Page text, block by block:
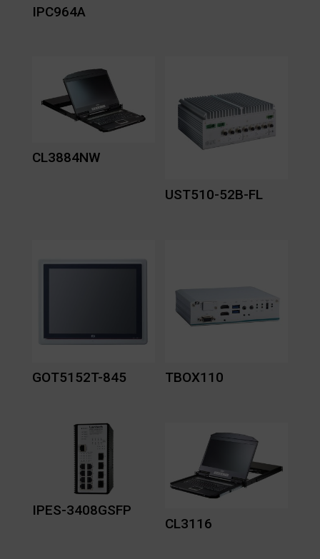
IPC964A
CL3884NW
UST510-52B-FL
GOT5152T-845 TBOX110
IPES-3408GSFP
CL3116